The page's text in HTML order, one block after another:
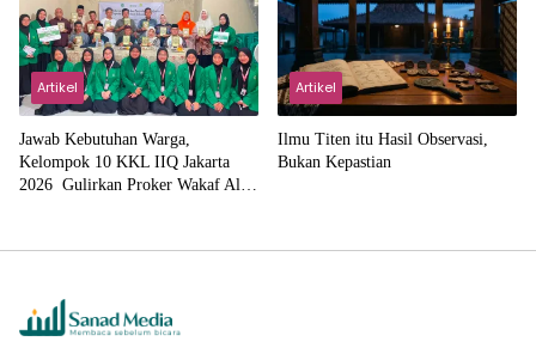
Artikel
Jawab Kebutuhan Warga,
Kelompok 10 KKL IIQ Jakarta
2026 Gulirkan Proker Wakaf Al-
Artikel
Ilmu Titen itu Hasil Observasi,
Bukan Kepastian